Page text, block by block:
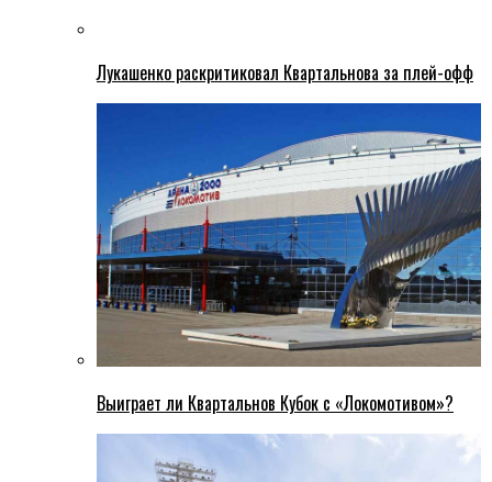
Лукашенко раскритиковал Квартальнова за плей-офф
Выиграет ли Квартальнов Кубок с «Локомотивом»?